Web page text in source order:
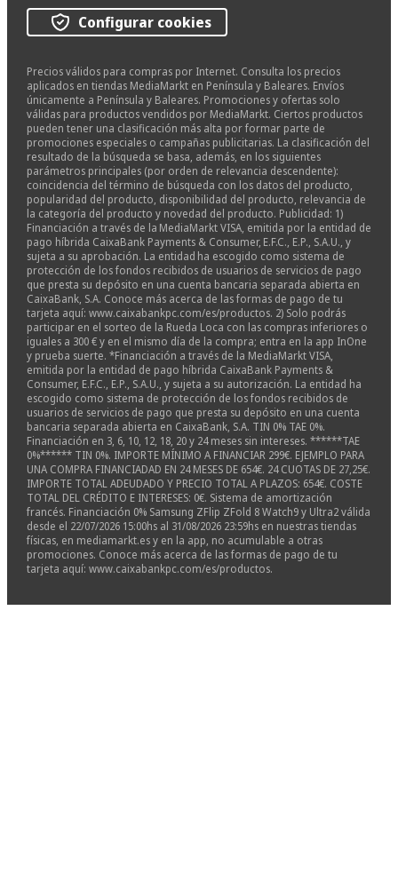
Configurar cookies
Precios válidos para compras por Internet. Consulta los precios
aplicados en tiendas MediaMarkt en Península y Baleares. Envíos
únicamente a Península y Baleares. Promociones y ofertas solo
válidas para productos vendidos por MediaMarkt. Ciertos productos
pueden tener una clasificación más alta por formar parte de
promociones especiales o campañas publicitarias. La clasificación del
resultado de la búsqueda se basa, además, en los siguientes
parámetros principales (por orden de relevancia descendente):
coincidencia del término de búsqueda con los datos del producto,
popularidad del producto, disponibilidad del producto, relevancia de
la categoría del producto y novedad del producto. Publicidad: 1)
Financiación a través de la MediaMarkt VISA, emitida por la entidad de
pago híbrida CaixaBank Payments & Consumer, E.F.C., E.P., S.A.U., y
sujeta a su aprobación. La entidad ha escogido como sistema de
protección de los fondos recibidos de usuarios de servicios de pago
que presta su depósito en una cuenta bancaria separada abierta en
CaixaBank, S.A. Conoce más acerca de las formas de pago de tu
tarjeta aquí: www.caixabankpc.com/es/productos. 2) Solo podrás
participar en el sorteo de la Rueda Loca con las compras inferiores o
iguales a 300 € y en el mismo día de la compra; entra en la app InOne
y prueba suerte. *Financiación a través de la MediaMarkt VISA,
emitida por la entidad de pago híbrida CaixaBank Payments &
Consumer, E.F.C., E.P., S.A.U., y sujeta a su autorización. La entidad ha
escogido como sistema de protección de los fondos recibidos de
usuarios de servicios de pago que presta su depósito en una cuenta
bancaria separada abierta en CaixaBank, S.A. TIN 0% TAE 0%.
Financiación en 3, 6, 10, 12, 18, 20 y 24 meses sin intereses. ******TAE
0%****** TIN 0%. IMPORTE MÍNIMO A FINANCIAR 299€. EJEMPLO PARA
UNA COMPRA FINANCIADAD EN 24 MESES DE 654€. 24 CUOTAS DE 27,25€.
IMPORTE TOTAL ADEUDADO Y PRECIO TOTAL A PLAZOS: 654€. COSTE
TOTAL DEL CRÉDITO E INTERESES: 0€. Sistema de amortización
francés. Financiación 0% Samsung ZFlip ZFold 8 Watch9 y Ultra2 válida
desde el 22/07/2026 15:00hs al 31/08/2026 23:59hs en nuestras tiendas
físicas, en mediamarkt.es y en la app, no acumulable a otras
promociones. Conoce más acerca de las formas de pago de tu
tarjeta aquí: www.caixabankpc.com/es/productos.